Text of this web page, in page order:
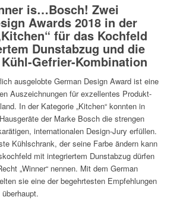
is…Bosch! Zwei
Awards 2018 in der
für das Kochfeld
Dunstabzug und die
Gefrier-Kombination
ausgelobte German Design Award ist eine
Auszeichnungen für exzellentes Produkt-
In der Kategorie „Kitchen“ konnten in
der Marke Bosch die strengen
internationalen Design-Jury erfüllen.
Kühlschrank, der seine Farbe ändern kann
mit integriertem Dunstabzug dürfen
„Winner“ nennen. Mit dem German
sie eine der begehrtesten Empfehlungen